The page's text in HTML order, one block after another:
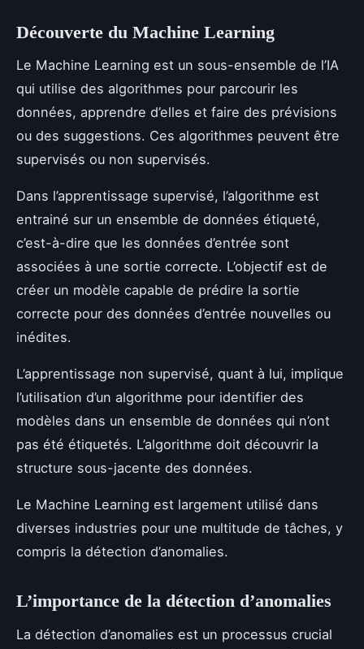
Découverte du Machine Learning
Le Machine Learning est un sous-ensemble de l’IA
qui utilise des algorithmes pour parcourir les
données, apprendre d’elles et faire des prévisions
ou des suggestions. Ces algorithmes peuvent être
supervisés ou non supervisés.
Dans l’apprentissage supervisé, l’algorithme est
entrainé sur un ensemble de données étiqueté,
c’est-à-dire que les données d’entrée sont
associées à une sortie correcte. L’objectif est de
créer un modèle capable de prédire la sortie
correcte pour des données d’entrée nouvelles ou
inédites.
L’apprentissage non supervisé, quant à lui, implique
l’utilisation d’un algorithme pour identifier des
modèles dans un ensemble de données qui n’ont
pas été étiquetés. L’algorithme doit découvrir la
structure sous-jacente des données.
Le Machine Learning est largement utilisé dans
diverses industries pour une multitude de tâches, y
compris la détection d’anomalies.
L’importance de la détection d’anomalies
La détection d’anomalies est un processus crucial